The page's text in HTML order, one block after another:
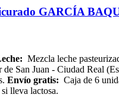
GARCÍA
Mezcla leche
de San Juan - Ciudad Real
Envío gratis: Caja de 6
lleva lactosa.